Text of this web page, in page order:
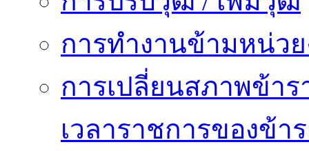
การทำงานข้ามหน่ว
การเปลี่ยนสภาพข้า
เวลาราชการของข้า